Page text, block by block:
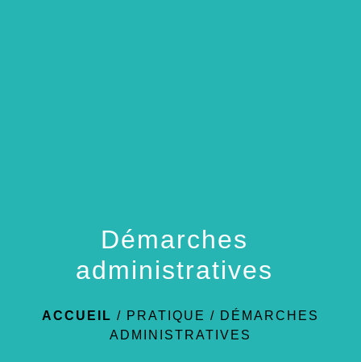
Démarches
administratives
ACCUEIL / PRATIQUE / DÉMARCHES
ADMINISTRATIVES